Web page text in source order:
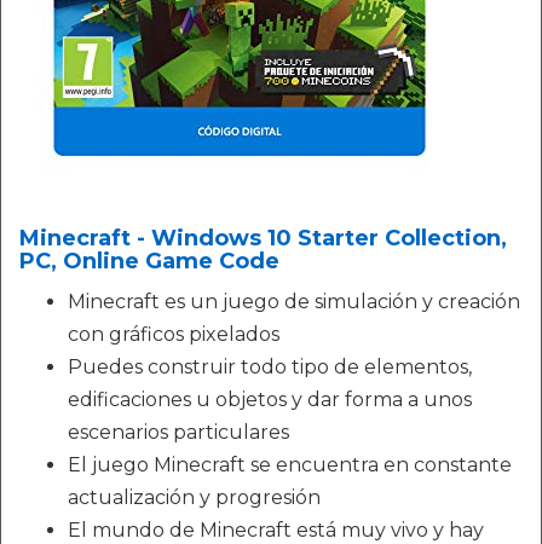
Minecraft - Windows 10 Starter Collection,
PC, Online Game Code
Minecraft es un juego de simulación y creación
con gráficos pixelados
Puedes construir todo tipo de elementos,
edificaciones u objetos y dar forma a unos
escenarios particulares
El juego Minecraft se encuentra en constante
actualización y progresión
El mundo de Minecraft está muy vivo y hay